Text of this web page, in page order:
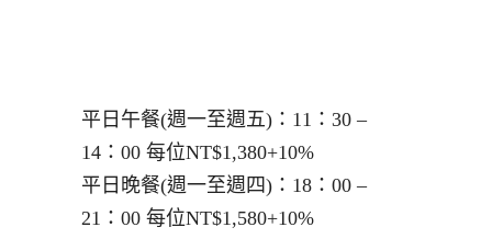
平日午餐(週一至週五)：11：30 –
14：00 每位NT$1,380+10%
平日晚餐(週一至週四)：18：00 –
21：00 每位NT$1,580+10%